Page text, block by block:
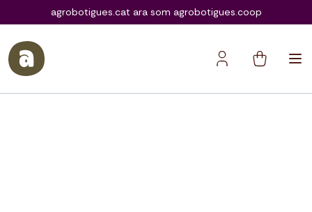
agrobotigues.coop
agrobotigues.cat ara som agrobotigues.coop